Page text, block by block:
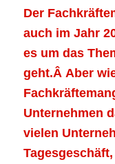
Der
auch im Jahr
es um das
geht.Â Aber
Unternehmen
vielen